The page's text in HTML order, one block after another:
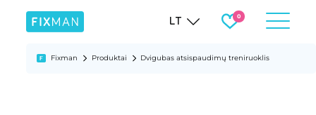
LT
Fixman Produktai Dvigubas atsispaudimų treniruoklis